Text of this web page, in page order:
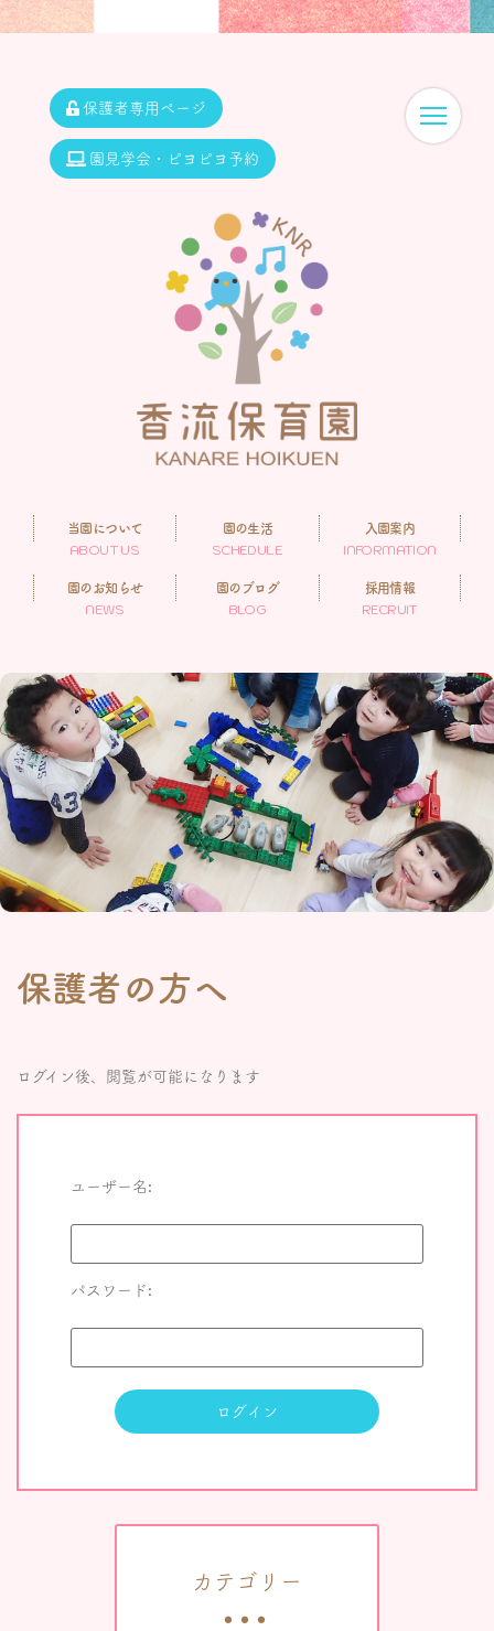
保護者専用ページ
園見学会・ピヨピヨ予約
当園について
ABOUT US
園の生活
SCHEDULE
入園案内
INFORMATION
園のお知らせ
NEWS
園のブログ
BLOG
採用情報
RECRUIT
保護者の方へ
ログイン後、閲覧が可能になります
ユーザー名:
パスワード:
カテゴリー